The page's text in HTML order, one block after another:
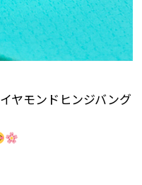
ヤモンドヒンジバング